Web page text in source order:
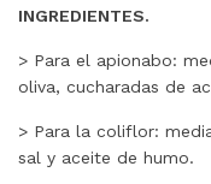
INGREDIENTES.
> Para el apionabo:
oliva, cucharadas de
> Para la coliflor:
sal y aceite de humo.